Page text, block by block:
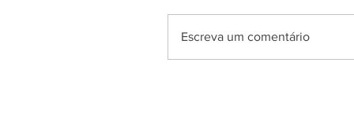
Escreva um comentário